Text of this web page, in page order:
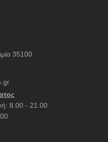
35100
8.00 - 21.00